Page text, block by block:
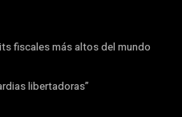
fiscales más altos del mundo
libertadoras”